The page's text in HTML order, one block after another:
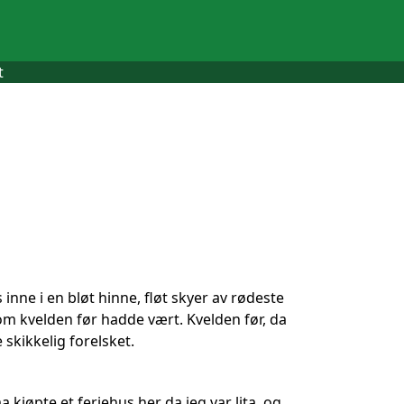
i en bløt hinne, fløt skyer av rødeste
kvelden før hadde vært. Kvelden før, da
skikkelig forelsket.